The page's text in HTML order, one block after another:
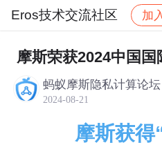
Eros技术交流社区 加
社区 Eros技术交流社区
摩斯荣获2024中国国
蚂蚁摩斯隐私计算论坛
2024-08-21
摩斯获得